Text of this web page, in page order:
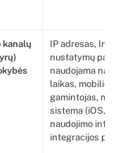
IP adresas,
nustatymų
naudojama
laikas, mobiliojo
gamintojas,
sistema (iOS,
naudojimo
integracijos